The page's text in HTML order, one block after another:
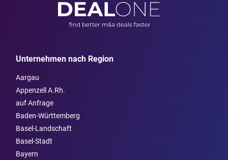
Unternehmen nach Region
Aargau
Appenzell A.Rh.
auf Anfrage
Baden-Württemberg
Basel-Landschaft
Basel-Stadt
Bayern